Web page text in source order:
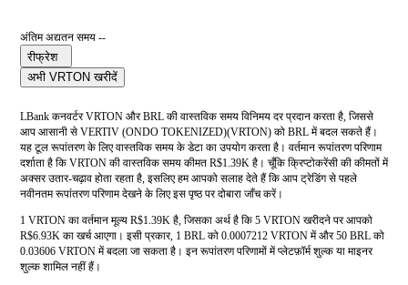
अंतिम अद्यतन समय --
रीफ्रेश
अभी VRTON खरीदें
LBank कनवर्टर VRTON और BRL की वास्तविक समय विनिमय दर प्रदान करता है, जिससे
आप आसानी से VERTIV (ONDO TOKENIZED)(VRTON) को BRL में बदल सकते हैं।
यह टूल रूपांतरण के लिए वास्तविक समय के डेटा का उपयोग करता है। वर्तमान रूपांतरण परिणाम
दर्शाता है कि VRTON की वास्तविक समय कीमत R$1.39K है। चूँकि क्रिप्टोकरेंसी की कीमतों में
अक्सर उतार-चढ़ाव होता रहता है, इसलिए हम आपको सलाह देते हैं कि आप ट्रेडिंग से पहले
नवीनतम रूपांतरण परिणाम देखने के लिए इस पृष्ठ पर दोबारा जाँच करें।
1 VRTON का वर्तमान मूल्य R$1.39K है, जिसका अर्थ है कि 5 VRTON खरीदने पर आपको
R$6.93K का खर्च आएगा। इसी प्रकार, 1 BRL को 0.0007212 VRTON में और 50 BRL को
0.03606 VRTON में बदला जा सकता है। इन रूपांतरण परिणामों में प्लेटफ़ॉर्म शुल्क या माइनर
शुल्क शामिल नहीं हैं।